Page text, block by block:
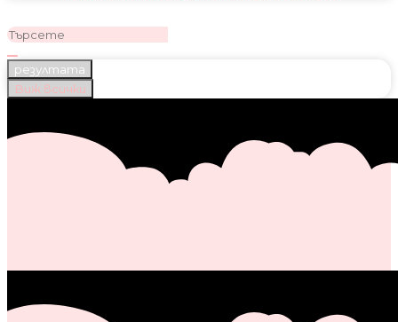
резултата
Виж всички